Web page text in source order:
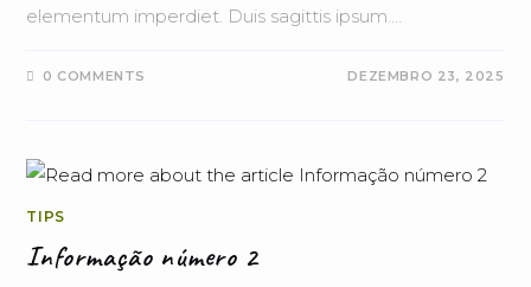
elementum imperdiet. Duis sagittis ipsum.…
0 COMMENTS DEZEMBRO 23, 2025
TIPS
Informação número 2